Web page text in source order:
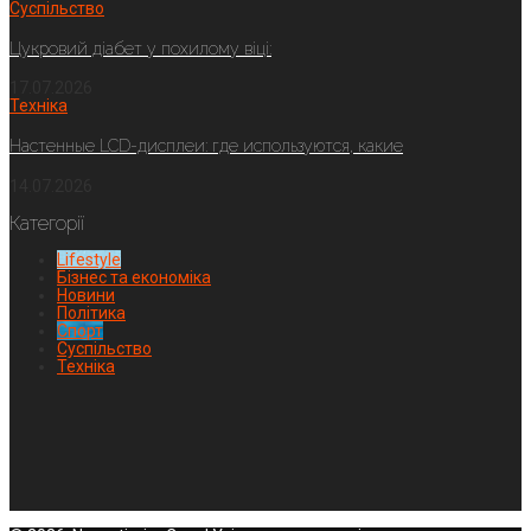
Суспільство
Цукровий діабет у похилому віці:
Техніка
Настенные LCD-дисплеи: где используются, какие
Категорії
Lifestyle
Бізнес та економіка
Новини
Політика
Спорт
Суспільство
Техніка